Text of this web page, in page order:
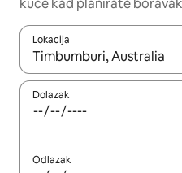
kuće kad planirate
Lokacija
Kada budu dostupni
Dolazak
Odlazak